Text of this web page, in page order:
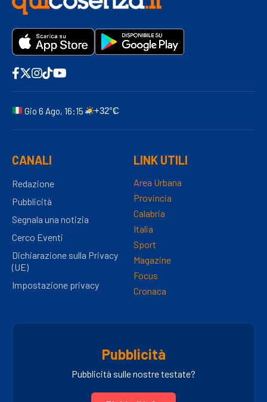
Gio 6 Ago, 16:15 +32°C
CANALI
Redazione
Pubblicità
Segnala una notizia
Cerco Eventi
Dichiarazione sulla Privacy
(UE)
Impostazione privacy
LINK UTILI
Area Urbana
Provincia
Calabria
Italia
Sport
Magazine
Focus
Cronaca
Pubblicità
Pubblicità sulle nostre testate?